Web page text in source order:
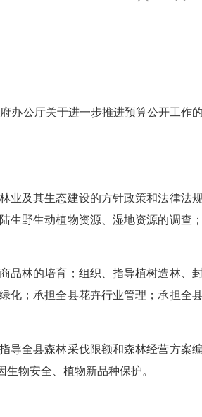
办公厅关于进一步推进预算公开工作
业及其生态建设的方针政策和法律法
生野生动植物资源、湿地资源的调查
品林的培育；组织、指导植树造林、
化；承担全县花卉行业管理；承担全
导全县森林采伐限额和森林经营方案
物安全、植物新品种保护。